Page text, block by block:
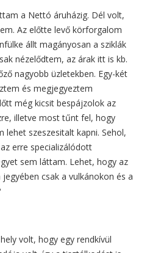
a Nettó áruházig. Dél volt,
Az előtte levő körforgalom
állt magányosan a sziklák
nézelődtem, az árak itt is kb.
nagyobb üzletekben. Egy-két
és megjegyeztem
még kicsit bespájzolok az
illetve most tűnt fel, hogy
lehet szeszesitalt kapni. Sehol,
erre specializálódott
sem láttam. Lehet, hogy az
csak a vulkánokon és a
volt, hogy egy rendkívül